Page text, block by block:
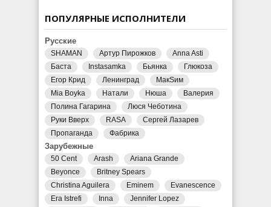
ПОПУЛЯРНЫЕ ИСПОЛНИТЕЛИ
Русские
SHAMAN Артур Пирожков
Anna Asti
Баста
Instasamka Бьянка
Глюкоза
Егор Крид
Ленинград
МакSим
Mia Boyka
Натали Нюша
Валерия
Полина Гагарина
Люся Чеботина
Руки Вверх
RASA
Сергей Лазарев
Пропаганда
Фабрика
Зарубежные
50 Cent Arash
Ariana Grande
Beyonce
Britney Spears
Christina Aguilera
Eminem
Evanescence
Era Istrefi
Inna Jennifer Lopez